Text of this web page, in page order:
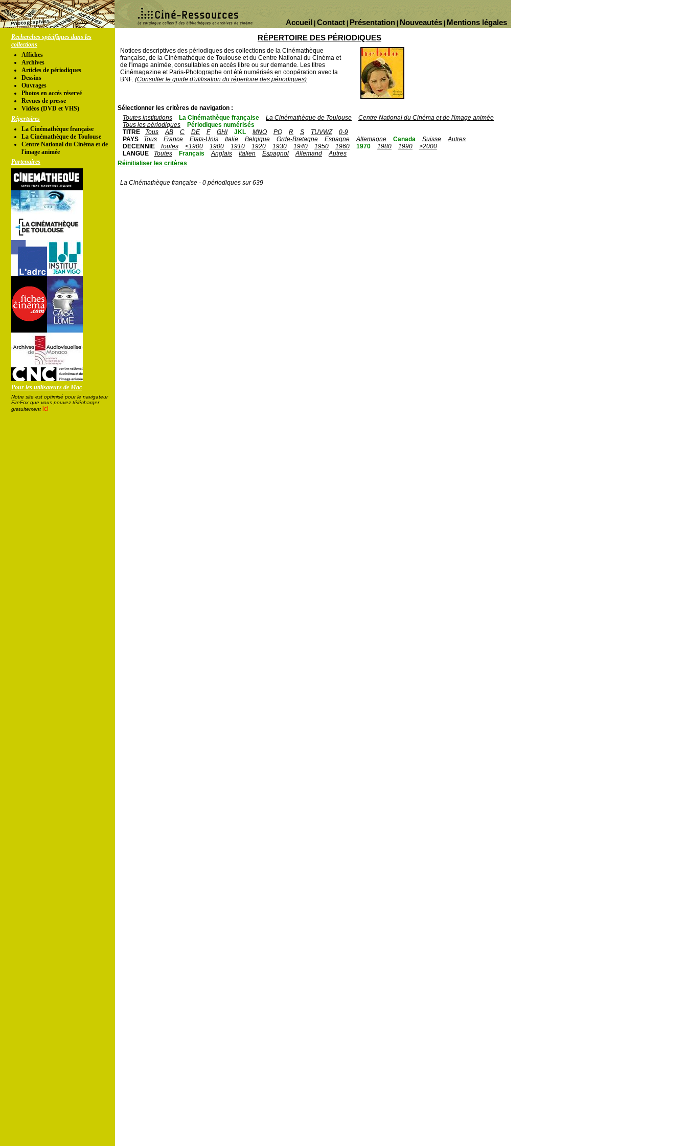
Mentions légales
Nouveautés
Présentation
Contact
Accueil
Recherches spécifiques dans les
collections
Affiches
Archives
Articles de périodiques
Dessins
Ouvrages
Photos en accés réservé
Revues de presse
Vidéos (DVD et VHS)
Répertoires
La Cinémathèque française
La Cinémathèque de Toulouse
Centre National du Cinéma et de
l'image animée
Partenaires
Pour les utilisateurs de Mac
Notre site est optimisé pour le navigateur
FireFox que vous pouvez télécharger
gratuitement ici
RÉPERTOIRE DES PÉRIODIQUES
Notices descriptives des périodiques des collections de la Cinémathèque
française, de la Cinémathèque de Toulouse et du Centre National du Cinéma et
de l'image animée, consultables en accès libre ou sur demande. Les titres
Cinémagazine et Paris-Photographe ont été numérisés en coopération avec la
BNF. (Consulter le guide d'utilisation du répertoire des périodiques)
Sélectionner les critères de navigation :
Toutes institutions
La Cinémathèque française La Cinémathèque de Toulouse
Centre National du Cinéma et de l'image animée
Tous les périodiques
Périodiques numérisés
TITRE
Tous AB C DE F GHI JKL MNO PQ R S TUVWZ
0-9
PAYS
Tous France Etats-Unis Italie Belgique Grde-Bretagne Espagne Allemagne Canada Suisse
Autres
DECENNIE
Toutes <1900 1900 1910 1920 1930 1940 1950 1960 1970 1980 1990
>2000
LANGUE
Toutes Français Anglais Italien Espagnol Allemand
Autres
Réinitialiser les critères
La Cinémathèque française - 0 périodiques sur 639